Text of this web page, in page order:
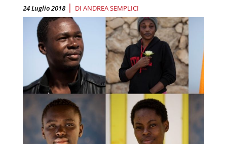
24 Luglio 2018 | DI ANDREA SEMPLICI